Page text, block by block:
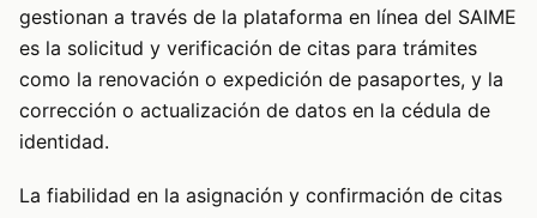
gestionan a través de la plataforma en línea del SAIME
es la solicitud y verificación de citas para trámites
como la renovación o expedición de pasaportes, y la
corrección o actualización de datos en la cédula de
identidad.
La fiabilidad en la asignación y confirmación de citas